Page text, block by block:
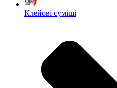
Клейові суміші